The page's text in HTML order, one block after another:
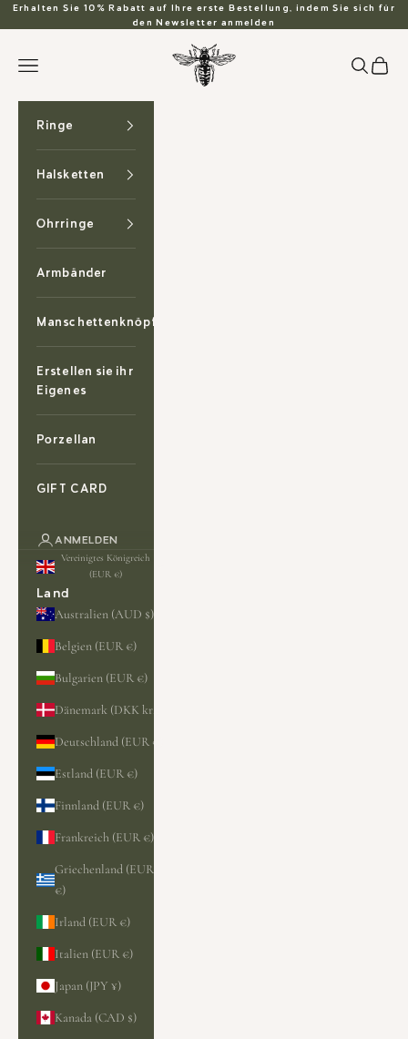
Zum Inhalt springen
Erhalten Sie 10% Rabatt auf Ihre erste Bestellung, indem Sie sich für
den Newsletter anmelden
Anzu Jewelry
Menü Suchen
Ringe
Halsketten
Ohrringe
Armbänder
Manschettenknöpfe
Erstellen sie ihr
Eigenes
Porzellan
GIFT CARD
ANMELDEN
Vereinigtes Königreich
(EUR €)
Land
Australien (AUD $)
Belgien (EUR €)
Bulgarien (EUR €)
Dänemark (DKK kr.)
Deutschland (EUR €)
Estland (EUR €)
Finnland (EUR €)
Frankreich (EUR €)
Griechenland (EUR
€)
Irland (EUR €)
Italien (EUR €)
Japan (JPY ¥)
Kanada (CAD $)